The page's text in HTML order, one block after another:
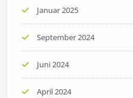
Januar 2025
September 2024
Juni 2024
April 2024